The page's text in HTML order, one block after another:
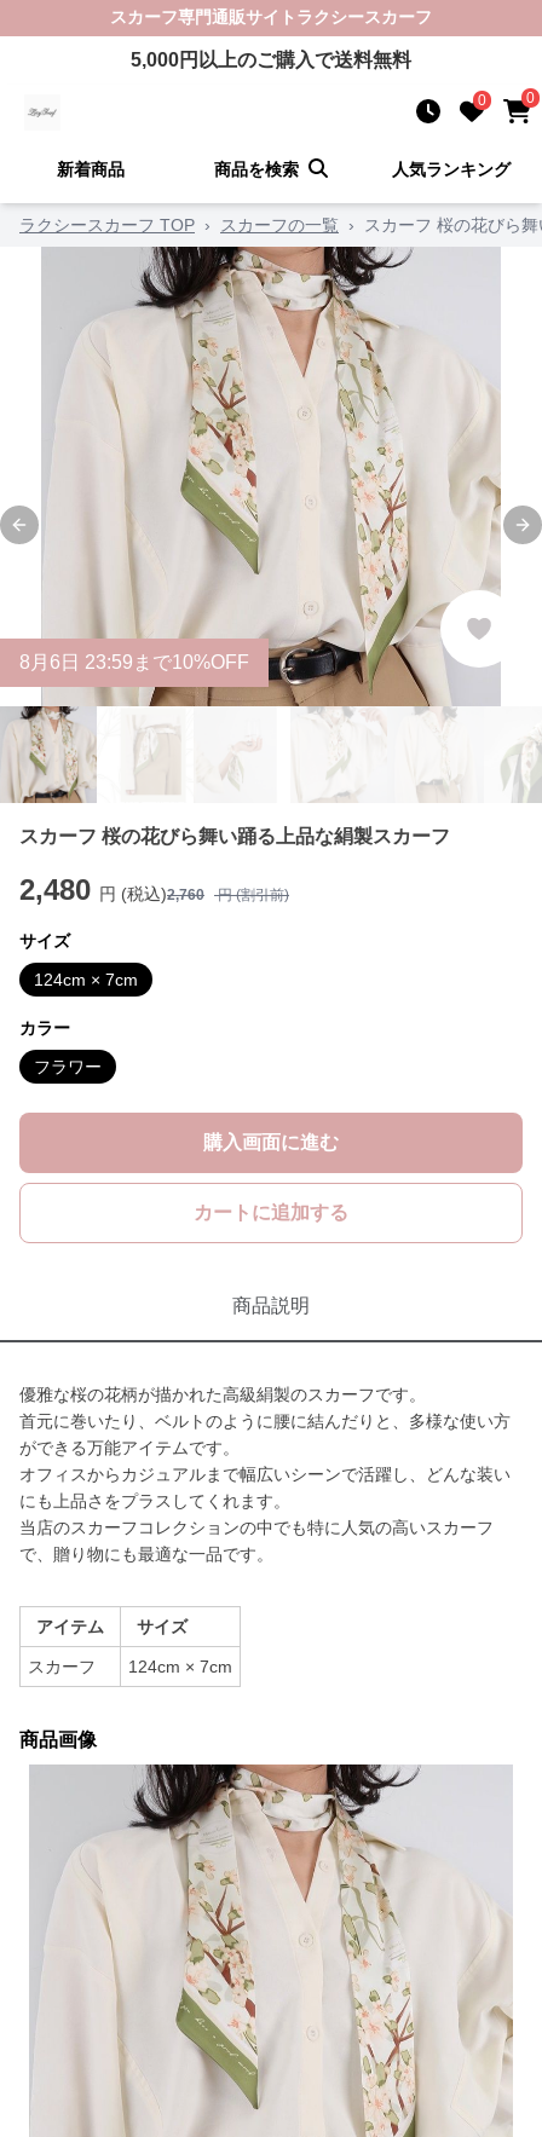
スカーフ専門通販サイト ラクシースカーフ
5,000円以上のご購入で送料無料
0 0
新着商品 商品を検索 人気ランキング
ラクシースカーフ TOP › スカーフの一覧 › スカーフ 桜の花びら
Previous slide
8 月 6 日 23:59まで10%OFF
スカーフ 桜の花びら舞い踊る上品な絹製スカーフ
2,480 円 (税込)2,760 円 (割引前)
サイズ
124cm × 7cm
カラー
フラワー
購入画面に進む
カートに追加する
商品説明
優雅な桜の花柄が描かれた高級絹製のスカーフです。
首元に巻いたり、ベルトのように腰に結んだりと、多様な使い方
ができる万能アイテムです。
オフィスからカジュアルまで幅広いシーンで活躍し、どんな装い
にも上品さをプラスしてくれます。
当店のスカーフコレクションの中でも特に人気の高いスカーフ
で、贈り物にも最適な一品です。
アイテム サイズ
スカーフ 124cm × 7cm
商品画像